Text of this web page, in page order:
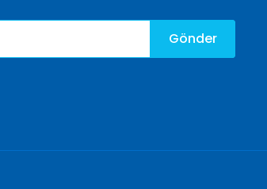
Gönder